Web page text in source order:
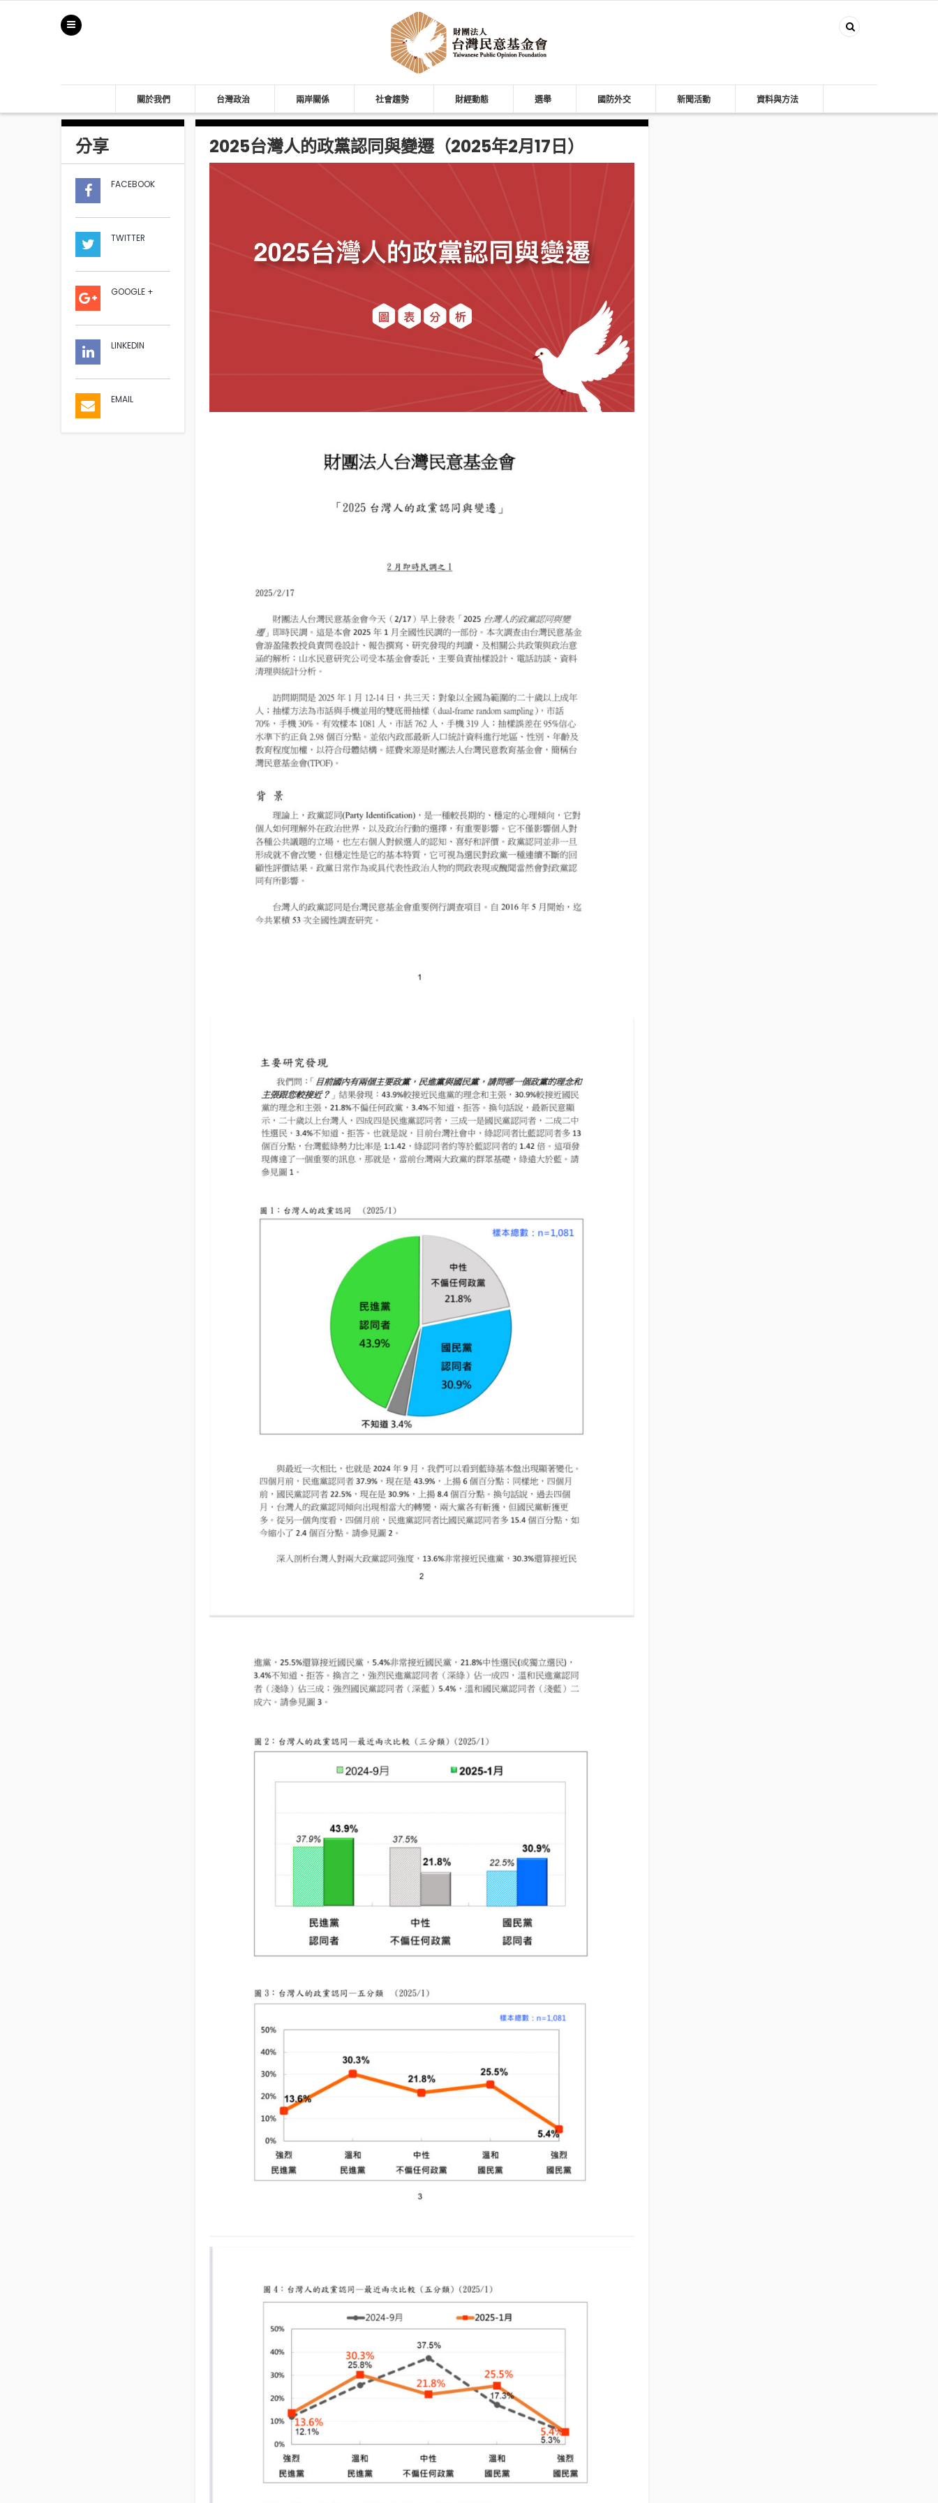
關於我們 台灣政治 兩岸關係 社會趨勢 財經動態 選舉 國防外交 新聞活動 資料與方法
分享
FACEBOOK
TWITTER
GOOGLE +
LINKEDIN
EMAIL
2025台灣人的政黨認同與變遷（2025年2月17日）